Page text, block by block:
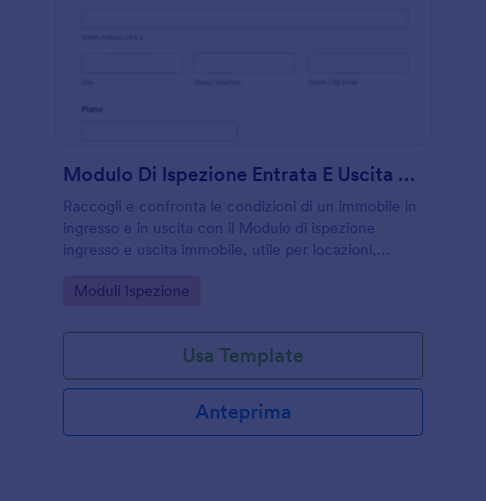
Modulo Di Ispezione Entrata E Uscita Dell’Immobile
Raccogli e confronta le condizioni di un immobile in
ingresso e in uscita con il Modulo di ispezione
ingresso e uscita immobile, utile per locazioni,
proprietà.
Go to Category:
Moduli Ispezione
Usa Template
Anteprima